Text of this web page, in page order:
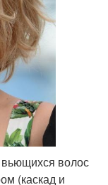
волос
(каскад и